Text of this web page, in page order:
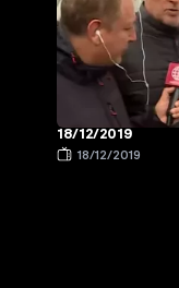
18/12/2019
18/12/2019